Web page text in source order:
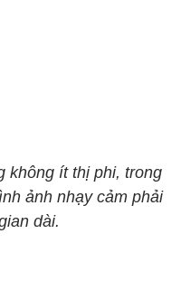
không ít thị phi, trong
ảnh nhạy cảm phải
dài.